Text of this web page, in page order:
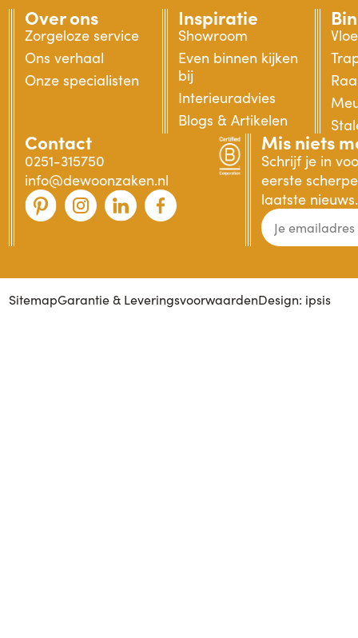
Over ons
Zorgeloze service
Ons verhaal
Onze specialisten
Inspiratie
Showroom
Even binnen kijken
bij
Interieuradvies
Blogs & Artikelen
Contact
0251-315750
info@dewoonzaken.nl
Mis niets
Schrijf je in
eerste
laatste nieuws.
SitemapGarantie & LeveringsvoorwaardenDesign: ipsis